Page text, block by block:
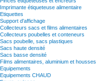
Imprimante étiqueteuse alimentaire
Etiquettes
Support d'affichage
Collecteurs sacs et films alimentaires
Collecteurs poubelles et conteneurs
Sacs poubelle, sacs plastiques
Sacs haute densité
Sacs basse densité
Films alimentaires, aluminium et housses
Equipements
Equipements CHAUD